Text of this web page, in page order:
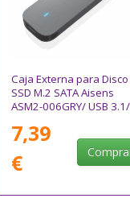
Caja Externa para Disco
SSD M.2 SATA Aisens
ASM2-006GRY/ USB 3.1/
7,39
€